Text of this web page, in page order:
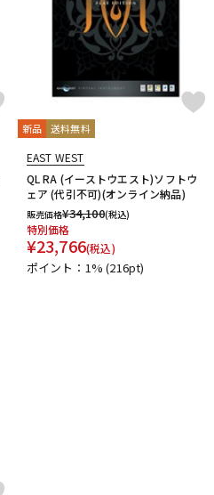
ヴィンテージ
新品 送料無料
EAST WEST
QL RA (イーストウエスト)ソフトウ
ェア (代引不可)(オンライン納品)
販売価格¥34,100(税込)
特別価格
¥23,766(税込)
ポイント：1%(216pt)